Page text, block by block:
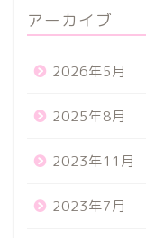
アーカイブ
2026年5月
2025年8月
2023年11月
2023年7月